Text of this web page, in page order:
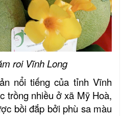
roi Vĩnh Long
nổi tiếng của tỉnh Vĩnh
trồng nhiều ở xã Mỹ Hoà,
bồi đắp bởi phù sa màu